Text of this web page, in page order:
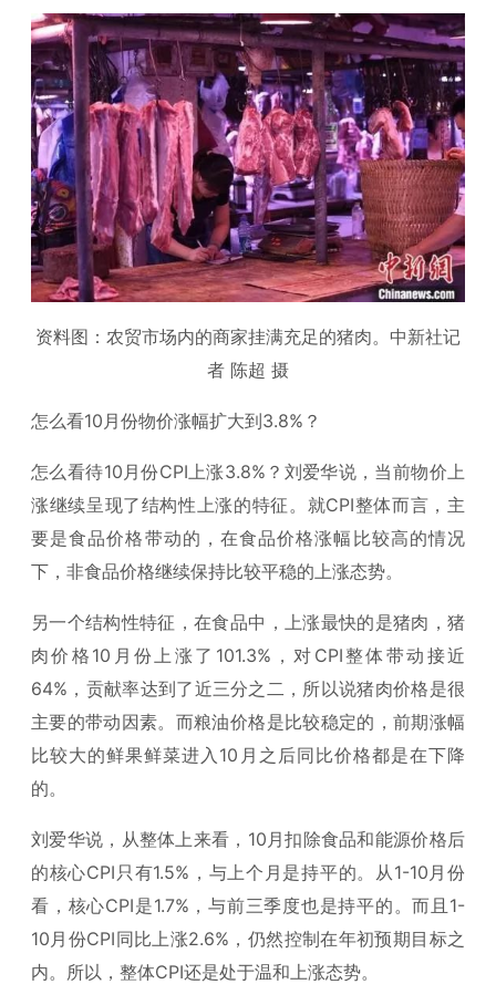
资料图：农贸市场内的商家挂满充足的猪肉。中新社记
者 陈超 摄
怎么看10月份物价涨幅扩大到3.8%？
怎么看待10月份CPI上涨3.8%？刘爱华说，当前物价上
涨继续呈现了结构性上涨的特征。就CPI整体而言，主
要是食品价格带动的，在食品价格涨幅比较高的情况
下，非食品价格继续保持比较平稳的上涨态势。
另一个结构性特征，在食品中，上涨最快的是猪肉，猪
肉价格10月份上涨了101.3%，对CPI整体带动接近
64%，贡献率达到了近三分之二，所以说猪肉价格是很
主要的带动因素。而粮油价格是比较稳定的，前期涨幅
比较大的鲜果鲜菜进入10月之后同比价格都是在下降
的。
刘爱华说，从整体上来看，10月扣除食品和能源价格后
的核心CPI只有1.5%，与上个月是持平的。从1-10月份
看，核心CPI是1.7%，与前三季度也是持平的。而且1-
10月份CPI同比上涨2.6%，仍然控制在年初预期目标之
内。所以，整体CPI还是处于温和上涨态势。